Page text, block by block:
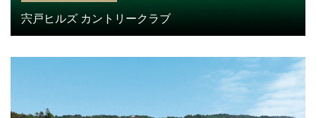
宍戸ヒルズ カントリークラブ